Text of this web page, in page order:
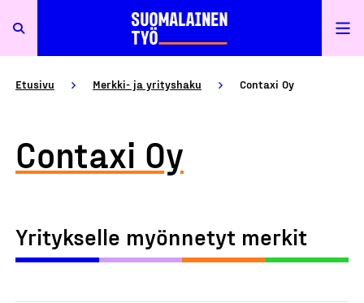
Etusivu Merkki- ja yrityshaku Contaxi Oy
Contaxi Oy
Yritykselle myönnetyt merkit